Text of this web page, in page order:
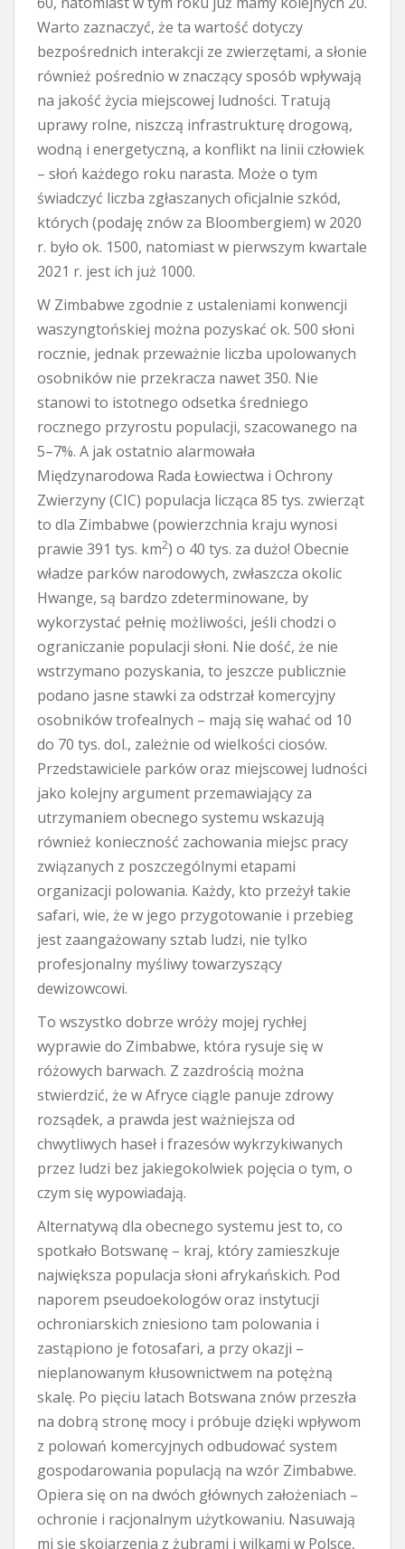
Warto zaznaczyć, że ta wartość dotyczy
bezpośrednich interakcji ze zwierzętami, a słonie
również pośrednio w znaczący sposób wpływają
na jakość życia miejscowej ludności. Tratują
uprawy rolne, niszczą infrastrukturę drogową,
wodną i energetyczną, a konflikt na linii człowiek
– słoń każdego roku narasta. Może o tym
świadczyć liczba zgłaszanych oficjalnie szkód,
których (podaję znów za Bloombergiem) w 2020
r. było ok. 1500, natomiast w pierwszym kwartale
2021 r. jest ich już 1000.
W Zimbabwe zgodnie z ustaleniami konwencji
waszyngtońskiej można pozyskać ok. 500 słoni
rocznie, jednak przeważnie liczba upolowanych
osobników nie przekracza nawet 350. Nie
stanowi to istotnego odsetka średniego
rocznego przyrostu populacji, szacowanego na
5–7%. A jak ostatnio alarmowała
Międzynarodowa Rada Łowiectwa i Ochrony
Zwierzyny (CIC) populacja licząca 85 tys. zwierząt
to dla Zimbabwe (powierzchnia kraju wynosi
prawie 391 tys. km2) o 40 tys. za dużo! Obecnie
władze parków narodowych, zwłaszcza okolic
Hwange, są bardzo zdeterminowane, by
wykorzystać pełnię możliwości, jeśli chodzi o
ograniczanie populacji słoni. Nie dość, że nie
wstrzymano pozyskania, to jeszcze publicznie
podano jasne stawki za odstrzał komercyjny
osobników trofealnych – mają się wahać od 10
do 70 tys. dol., zależnie od wielkości ciosów.
Przedstawiciele parków oraz miejscowej ludności
jako kolejny argument przemawiający za
utrzymaniem obecnego systemu wskazują
również konieczność zachowania miejsc pracy
związanych z poszczególnymi etapami
organizacji polowania. Każdy, kto przeżył takie
safari, wie, że w jego przygotowanie i przebieg
jest zaangażowany sztab ludzi, nie tylko
profesjonalny myśliwy towarzyszący
dewizowcowi.
To wszystko dobrze wróży mojej rychłej
wyprawie do Zimbabwe, która rysuje się w
różowych barwach. Z zazdrością można
stwierdzić, że w Afryce ciągle panuje zdrowy
rozsądek, a prawda jest ważniejsza od
chwytliwych haseł i frazesów wykrzykiwanych
przez ludzi bez jakiegokolwiek pojęcia o tym, o
czym się wypowiadają.
Alternatywą dla obecnego systemu jest to, co
spotkało Botswanę – kraj, który zamieszkuje
największa populacja słoni afrykańskich. Pod
naporem pseudoekologów oraz instytucji
ochroniarskich zniesiono tam polowania i
zastąpiono je fotosafari, a przy okazji –
nieplanowanym kłusownictwem na potężną
skalę. Po pięciu latach Botswana znów przeszła
na dobrą stronę mocy i próbuje dzięki wpływom
z polowań komercyjnych odbudować system
gospodarowania populacją na wzór Zimbabwe.
Opiera się on na dwóch głównych założeniach –
ochronie i racjonalnym użytkowaniu. Nasuwają
mi się skojarzenia z żubrami i wilkami w Polsce,